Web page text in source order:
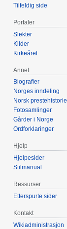
Tilfeldig side
Portaler
Slekter
Kilder
Kirkeåret
Annet
Biografier
Norges inndeling
Norsk prestehistorie
Fotosamlinger
Gårder i Norge
Ordforklaringer
Hjelp
Hjelpesider
Stilmanual
Ressurser
Etterspurte sider
Kontakt
Wikiadministrasjon